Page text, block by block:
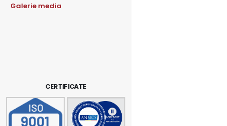
Galerie media
CERTIFICATE